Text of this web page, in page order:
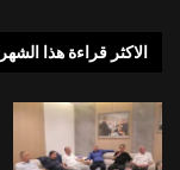
الاكثر قراءة هذا الشهر